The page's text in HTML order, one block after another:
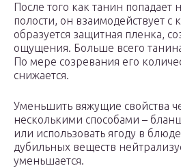
После того как танин попадает
полости, он взаимодействует с
образуется защитная пленка,
ощущения. Больше всего
По мере созревания его
снижается.
Уменьшить вяжущие свойства
несколькими способами –
или использовать ягоду в
дубильных веществ
уменьшается.